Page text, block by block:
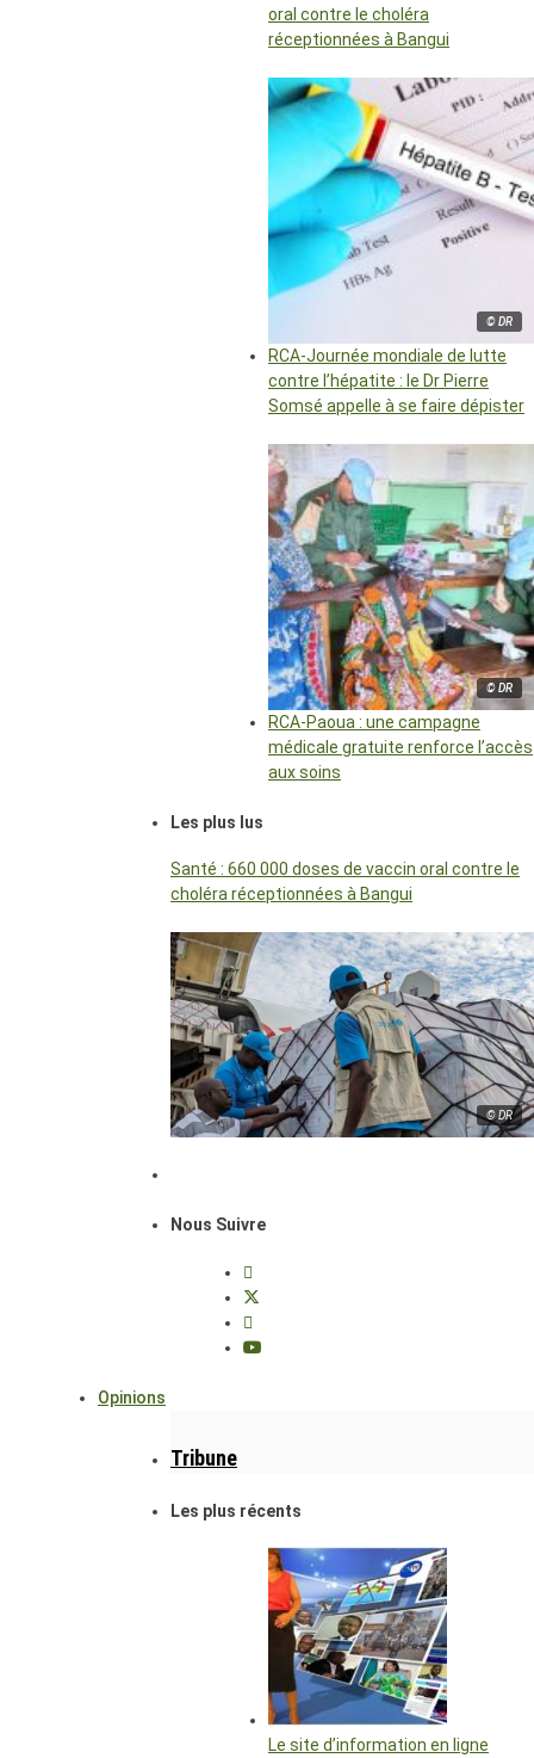
oral contre le choléra
réceptionnées à Bangui
© DR
RCA-Journée mondiale de lutte
contre l’hépatite : le Dr Pierre
Somsé appelle à se faire dépister
© DR
RCA-Paoua : une campagne
médicale gratuite renforce l’accès
aux soins
Les plus lus
Santé : 660 000 doses de vaccin oral contre le
choléra réceptionnées à Bangui
© DR
Nous Suivre
Opinions
Tribune
Les plus récents
Le site d’information en ligne